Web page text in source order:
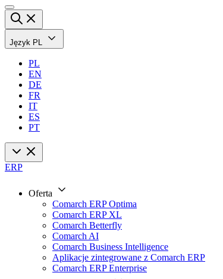
Język PL
PL
EN
DE
FR
IT
ES
PT
ERP
Oferta
Comarch ERP Optima
Comarch ERP XL
Comarch Betterfly
Comarch AI
Comarch Business Intelligence
Aplikacje zintegrowane z Comarch ERP
Comarch ERP Enterprise